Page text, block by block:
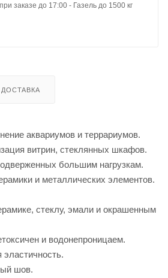
заказе до 17:00 - Газель до 1500 кг
ДОСТАВКА
аквариумов и террариумов.
витрин, стеклянных шкафов.
большим нагрузкам.
и металлических элементов.
стеклу, эмали и окрашенным
и водонепроницаем.
эластичность.
шов.